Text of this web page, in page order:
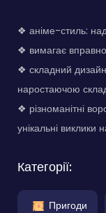
❖ аніме-стиль:
❖ вимагає
❖ складний дизайн
наростаючою
❖ різноманітні
унікальні виклики
Категорії:
Пригоди